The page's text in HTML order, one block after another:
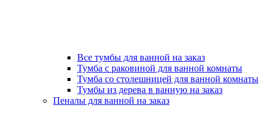
Все тумбы для ванной на заказ
Тумба с раковиной для ванной комнаты
Тумба со столешницей для ванной комнаты
Тумбы из дерева в ванную на заказ
Пеналы для ванной на заказ